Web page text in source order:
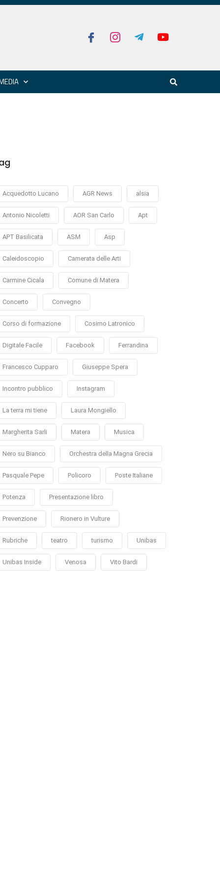
Acquedotto Lucano AGR News alsia
Antonio Nicoletti AOR San Carlo Apt
APT Basilicata ASM Asp
Caleidoscopio Camerata delle Arti
Carmine Cicala Comune di Matera
Concerto Convegno
Corso di formazione Cosimo Latronico
Digitale Facile Facebook Ferrandina
Francesco Cupparo Giuseppe Spera
Incontro pubblico Instagram
La terra mi tiene Laura Mongiello
Margherita Sarli Matera Musica
Nero su Bianco Orchestra della Magna Grecia
Pasquale Pepe Policoro Poste Italiane
Potenza Presentazione libro
Prevenzione Rionero in Vulture
Rubriche teatro turismo Unibas
Unibas Inside Venosa Vito Bardi